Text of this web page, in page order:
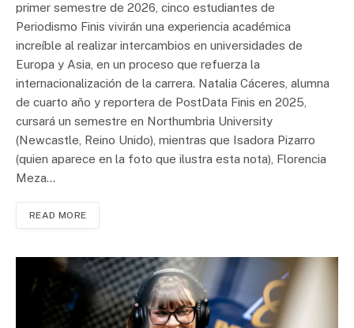
primer semestre de 2026, cinco estudiantes de
Periodismo Finis vivirán una experiencia académica
increíble al realizar intercambios en universidades de
Europa y Asia, en un proceso que refuerza la
internacionalización de la carrera. Natalia Cáceres, alumna
de cuarto año y reportera de PostData Finis en 2025,
cursará un semestre en Northumbria University
(Newcastle, Reino Unido), mientras que Isadora Pizarro
(quien aparece en la foto que ilustra esta nota), Florencia
Meza…
READ MORE